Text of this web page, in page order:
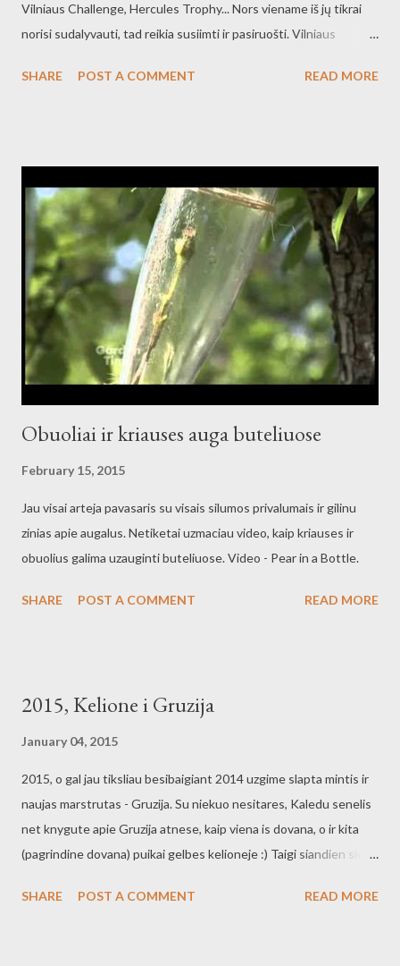
Vilniaus Challenge, Hercules Trophy... Nors viename iš jų tikrai
norisi sudalyvauti, tad reikia susiimti ir pasiruošti. Vilniaus
kaip problemos sprendžiamos - ogi visiškai paprastai. Iš serijos -
SHARE POST A COMMENT READ MORE
Obuoliai ir kriauses auga buteliuose
February 15, 2015
Jau visai arteja pavasaris su visais silumos privalumais ir gilinu
zinias apie augalus. Netiketai uzmaciau video, kaip kriauses ir
obuolius galima uzauginti buteliuose. Video - Pear in a Bottle.
SHARE POST A COMMENT READ MORE
2015, Kelione i Gruzija
January 04, 2015
2015, o gal jau tiksliau besibaigiant 2014 uzgime slapta mintis ir
naujas marstrutas - Gruzija. Su niekuo nesitares, Kaledu senelis
net knygute apie Gruzija atnese, kaip viena is dovana, o ir kita
(pagrindine dovana) puikai gelbes kelioneje :) Taigi siandien siek
tikslas - nusigauti kaip galima greiciau, patogiau ir zinoma $ ne
SHARE POST A COMMENT READ MORE